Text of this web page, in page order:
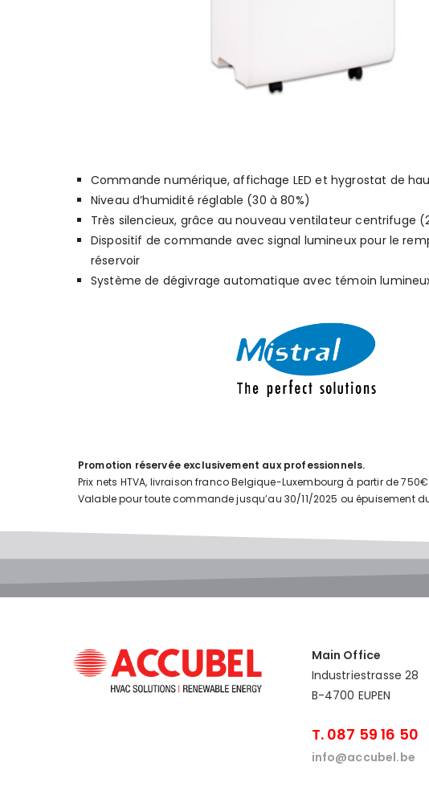
Commande numérique, affichage LED et hygrostat de
Niveau d’humidité réglable (30 à 80%)
Très silencieux, grâce au nouveau ventilateur centrifuge
Dispositif de commande avec signal lumineux pour le
réservoir
Système de dégivrage automatique avec témoin
Promotion réservée exclusivement aux professionnels.
Prix nets HTVA, livraison franco Belgique-Luxembourg à partir de
Valable pour toute commande jusqu’au 30/11/2025 ou épuisement
Main Office
Industriestrasse 28
B-4700 EUPEN
T. 087 59 16 50
info@accubel.be